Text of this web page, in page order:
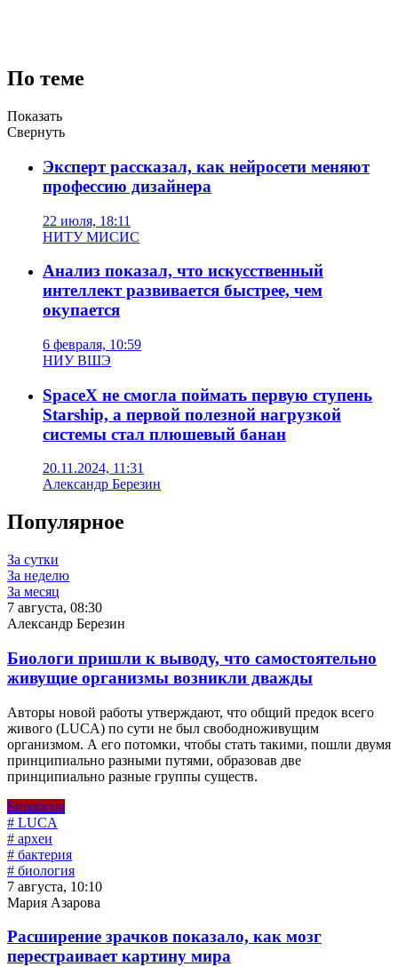
По теме
Показать
Свернуть
Эксперт рассказал, как нейросети меняют
профессию дизайнера
22 июля, 18:11
НИТУ МИСИС
Анализ показал, что искусственный
интеллект развивается быстрее, чем
окупается
6 февраля, 10:59
НИУ ВШЭ
SpaceX не смогла поймать первую ступень
Starship, а первой полезной нагрузкой
системы стал плюшевый банан
20.11.2024, 11:31
Александр Березин
Популярное
За сутки
За неделю
За месяц
7 августа, 08:30
Александр Березин
Биологи пришли к выводу, что самостоятельно
живущие организмы возникли дважды
Авторы новой работы утверждают, что общий предок всего
живого (LUCA) по сути не был свободноживущим
организмом. А его потомки, чтобы стать такими, пошли двумя
принципиально разными путями, образовав две
принципиально разные группы существ.
Биология
# LUCA
# археи
# бактерия
# биология
7 августа, 10:10
Мария Азарова
Расширение зрачков показало, как мозг
перестраивает картину мира